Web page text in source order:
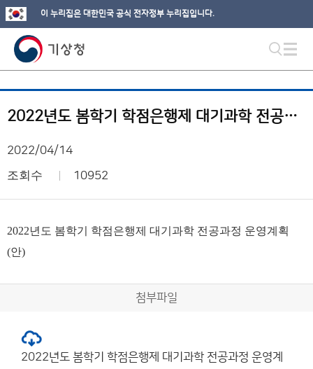
이 누리집은 대한민국 공식 전자정부 누리집입니다.
2022년도 봄학기 학점은행제 대기과학 전공과정 운영계획(안)
2022/04/14
조회수 10952
2022년도 봄학기 학점은행제 대기과학 전공과정 운영계획
(안)
첨부파일
2022년도 봄학기 학점은행제 대기과학 전공과정 운영계